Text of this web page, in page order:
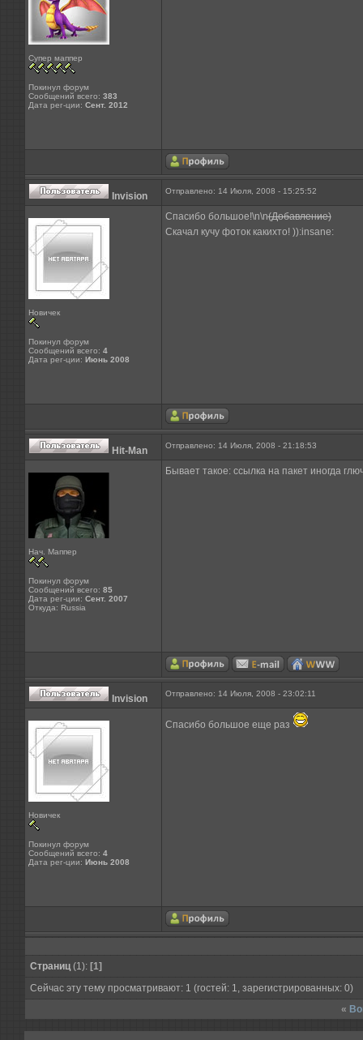
Супер маппер
Покинул форум
Сообщений всего: 383
Дата рег-ции: Сент. 2012
Invision Отправлено: 14 Июля, 2008 - 15:25:52
Новичек
Покинул форум
Сообщений всего: 4
Дата рег-ции: Июнь 2008
Спасибо большое!\n\n(Добавление)
Скачал кучу фоток какихто! )):insane:
Hit-Man Отправлено: 14 Июля, 2008 - 21:18:53
Нач. Маппер
Покинул форум
Сообщений всего: 85
Дата рег-ции: Сент. 2007
Откуда: Russia
Бывает такое: ссылка на пакет иногда
Invision Отправлено: 14 Июля, 2008 - 23:02:11
Новичек
Покинул форум
Сообщений всего: 4
Дата рег-ции: Июнь 2008
Спасибо большое еще раз
Страниц(1): [1]
Сейчас эту тему просматривают: 1 (гостей: 1, зарегистрированных: 0)
«